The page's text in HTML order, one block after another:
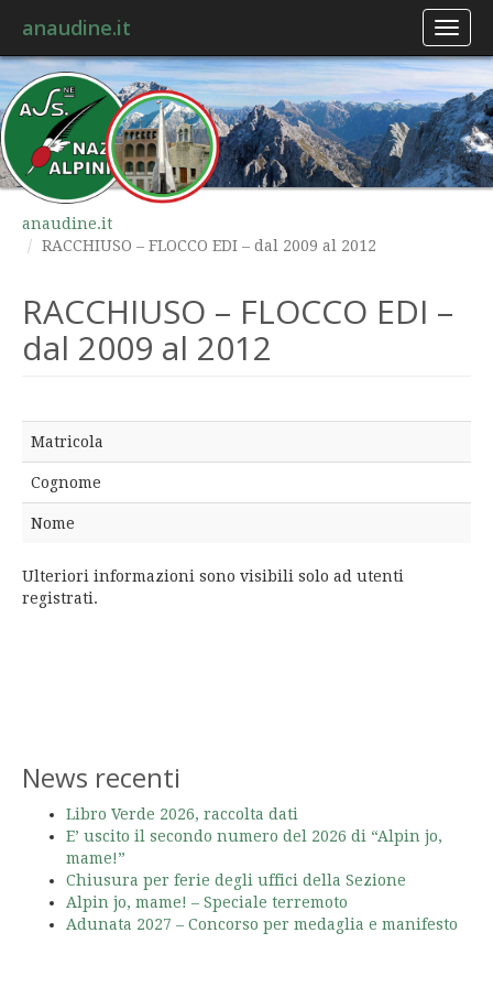
anaudine.it
anaudine.it
RACCHIUSO – FLOCCO EDI – dal 2009 al 2012
RACCHIUSO – FLOCCO EDI –
dal 2009 al 2012
Matricola
Cognome
Nome
Ulteriori informazioni sono visibili solo ad utenti
registrati.
News recenti
Libro Verde 2026, raccolta dati
E’ uscito il secondo numero del 2026 di “Alpin jo,
mame!”
Chiusura per ferie degli uffici della Sezione
Alpin jo, mame! – Speciale terremoto
Adunata 2027 – Concorso per medaglia e manifesto